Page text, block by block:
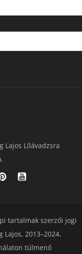
Lajos Lílávadzsra
tartalmak szerzői jogi
2013–2024.
túlmenő